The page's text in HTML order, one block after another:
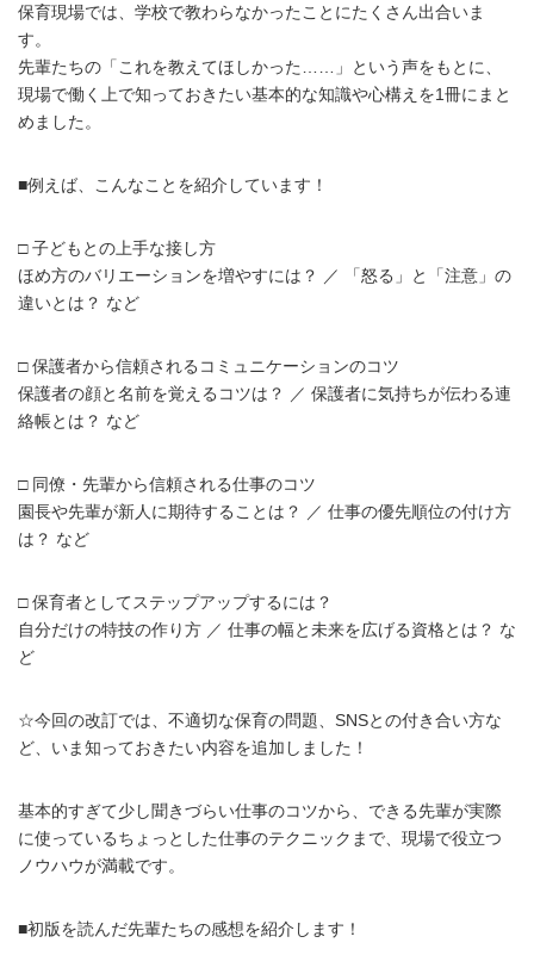
保育現場では、学校で教わらなかったことにたくさん出合いま
す。
先輩たちの「これを教えてほしかった……」という声をもとに、
現場で働く上で知っておきたい基本的な知識や心構えを1冊にまと
めました。
■例えば、こんなことを紹介しています！
□ 子どもとの上手な接し方
ほめ方のバリエーションを増やすには？ ／ 「怒る」と「注意」の
違いとは？ など
□ 保護者から信頼されるコミュニケーションのコツ
保護者の顔と名前を覚えるコツは？ ／ 保護者に気持ちが伝わる連
絡帳とは？ など
□ 同僚・先輩から信頼される仕事のコツ
園長や先輩が新人に期待することは？ ／ 仕事の優先順位の付け方
は？ など
□ 保育者としてステップアップするには？
自分だけの特技の作り方 ／ 仕事の幅と未来を広げる資格とは？ な
ど
☆今回の改訂では、不適切な保育の問題、SNSとの付き合い方な
ど、いま知っておきたい内容を追加しました！
基本的すぎて少し聞きづらい仕事のコツから、できる先輩が実際
に使っているちょっとした仕事のテクニックまで、現場で役立つ
ノウハウが満載です。
■初版を読んだ先輩たちの感想を紹介します！